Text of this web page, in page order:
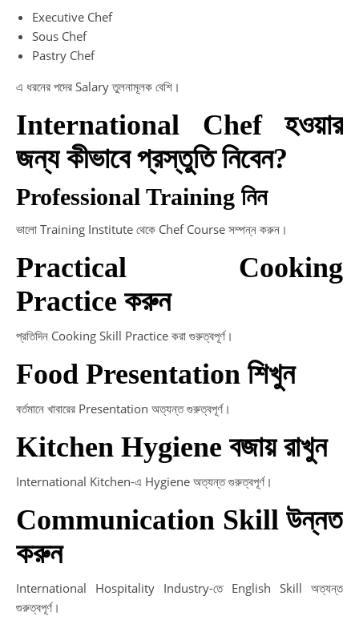
Executive Chef
Sous Chef
Pastry Chef
এ ধরনের পদের Salary তুলনামূলক বেশি।
International Chef হওয়ার
জন্য কীভাবে প্রস্তুতি নিবেন?
Professional Training নিন
ভালো Training Institute থেকে Chef Course সম্পন্ন করুন।
Practical Cooking
Practice করুন
প্রতিদিন Cooking Skill Practice করা গুরুত্বপূর্ণ।
Food Presentation শিখুন
বর্তমানে খাবারের Presentation অত্যন্ত গুরুত্বপূর্ণ।
Kitchen Hygiene বজায় রাখুন
International Kitchen-এ Hygiene অত্যন্ত গুরুত্বপূর্ণ।
Communication Skill উন্নত
করুন
International Hospitality Industry-তে English Skill অত্যন্ত
গুরুত্বপূর্ণ।